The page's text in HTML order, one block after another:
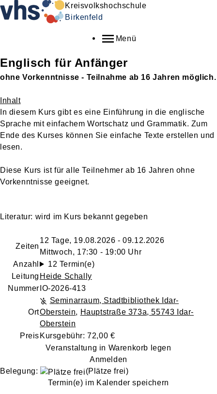
Kreisvolkshochschule
Birkenfeld
Menü
Englisch für Anfänger
ohne Vorkenntnisse - Teilnahme ab 16 Jahren möglich.
Inhalt
In diesem Kurs gibt es eine Einführung in die englische
Sprache mit einfachem Wortschatz und Grammatik. Zum
Ende des Kurses können Sie einfache Texte erstellen und
lesen.
Diese Kurs ist für alle Teilnehmer ab 16 Jahren ohne
Vorkenntnisse geeignet.
Literatur: wird im Kurs bekannt gegeben
Zeiten
12 Tage, 19.08.2026 - 09.12.2026
Mittwoch, 17:30 - 19:00 Uhr
Anzahl
12 Termin(e)
Leitung Heide Schally
Nummer IO-2026-413
Ort
Seminarraum, Stadtbibliothek Idar-
Oberstein, Hauptstraße 373a, 55743 Idar-
Oberstein
Preis Kursgebühr: 72,00 €
Veranstaltung in Warenkorb legen
Anmelden
Belegung:
(Plätze frei)
Termin(e) im Kalender speichern